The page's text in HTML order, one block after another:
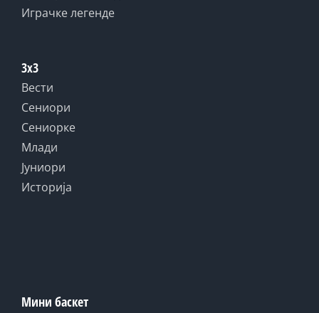
Играчке легенде
3x3
Вести
Сениори
Сениорке
Млади
Јуниори
Историја
Мини баскет